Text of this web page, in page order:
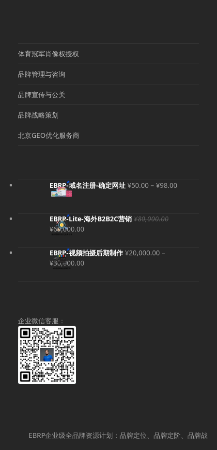
体育冠军肖像权授权
品牌管理与咨询
品牌宣传与公关
品牌战略策划
北京GEO优化服务商
EBRP-域名注册-确定网址 ¥50.00 – ¥98.00价
EBRP-Lite-海外B2B2C营销 ¥80,000.00
原
为：
¥80,000.00。
¥69,000.00当
价
格
EBRP-视频拍摄后期制作 ¥20,000.00 –
¥30,000.00价
企业微信客服：
EBRP企业级全品牌资源计划：品牌定位、品牌定阶、品牌战略